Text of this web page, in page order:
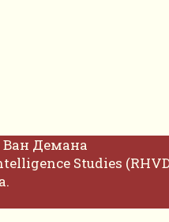
Ван Демана
Studies